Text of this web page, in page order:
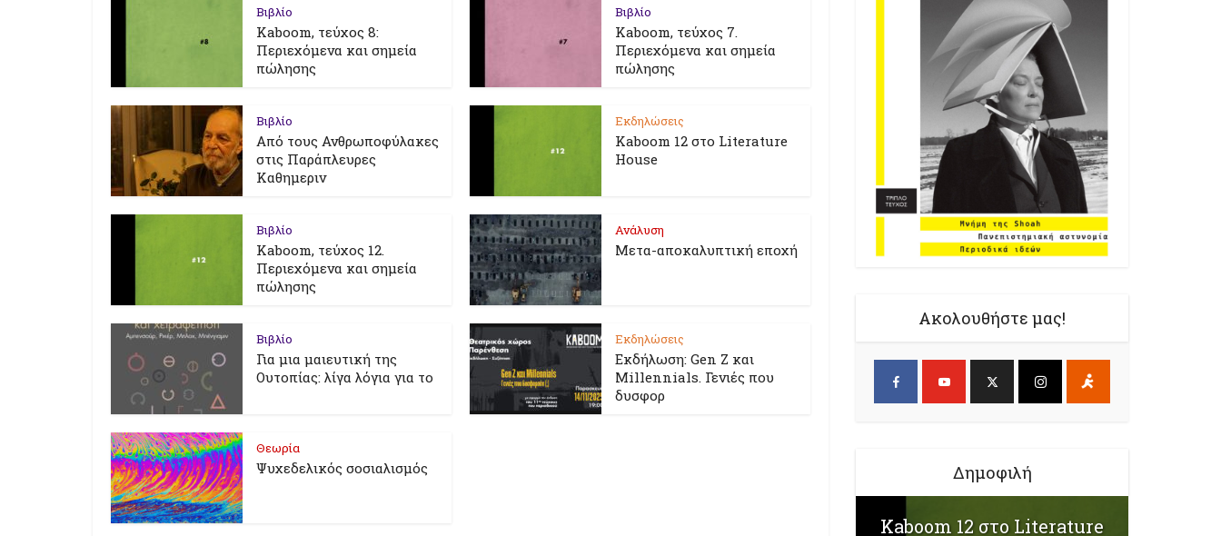
Βιβλίο
Kaboom, τεύχος 8:
Περιεχόμενα και σημεία
πώλησης
Βιβλίο
Kaboom, τεύχος 7.
Περιεχόμενα και σημεία
πώλησης
Βιβλίο
Από τους Ανθρωποφύλακες
στις Παράπλευρες
Καθημεριν
Εκδηλώσεις
Kaboom 12 στο Literature
House
Βιβλίο
Kaboom, τεύχος 12.
Περιεχόμενα και σημεία
πώλησης
Ανάλυση
Μετα-αποκαλυπτική εποχή
Βιβλίο
Για μια μαιευτική της
Ουτοπίας: λίγα λόγια για το
Εκδηλώσεις
Εκδήλωση: Gen Z και
Millennials. Γενιές που
δυσφορ
Θεωρία
Ψυχεδελικός σοσιαλισμός
Ακολουθήστε μας!
Δημοφιλή
Kaboom 12 στο Literature